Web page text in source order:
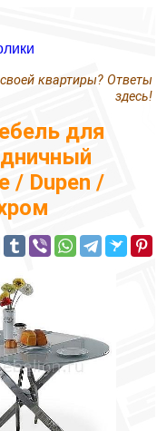
квартиры? Ответы
здесь!
для
/ Dupen /